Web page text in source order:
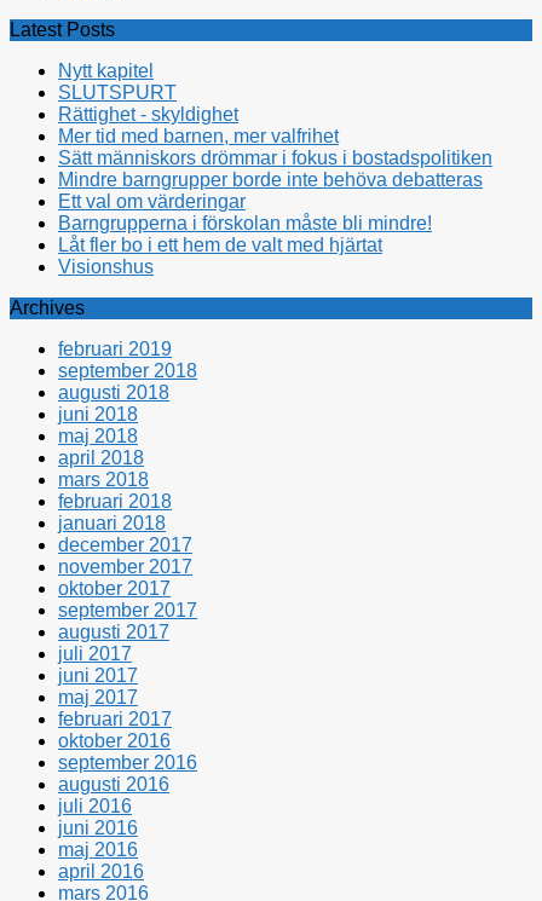
Latest Posts
Nytt kapitel
SLUTSPURT
Rättighet - skyldighet
Mer tid med barnen, mer valfrihet
Sätt människors drömmar i fokus i bostadspolitiken
Mindre barngrupper borde inte behöva debatteras
Ett val om värderingar
Barngrupperna i förskolan måste bli mindre!
Låt fler bo i ett hem de valt med hjärtat
Visionshus
Archives
februari 2019
september 2018
augusti 2018
juni 2018
maj 2018
april 2018
mars 2018
februari 2018
januari 2018
december 2017
november 2017
oktober 2017
september 2017
augusti 2017
juli 2017
juni 2017
maj 2017
februari 2017
oktober 2016
september 2016
augusti 2016
juli 2016
juni 2016
maj 2016
april 2016
mars 2016